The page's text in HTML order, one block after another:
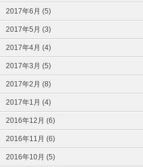
2017年6月 (5)
2017年5月 (3)
2017年4月 (4)
2017年3月 (5)
2017年2月 (8)
2017年1月 (4)
2016年12月 (6)
2016年11月 (6)
2016年10月 (5)